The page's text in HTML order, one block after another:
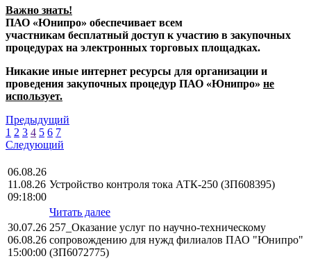
Важно знать!
ПАО «Юнипро» обеспечивает всем
участникам бесплатный доступ к участию в закупочных
процедурах на электронных торговых площадках.
Никакие иные интернет ресурсы для организации и
проведения закупочных процедур ПАО «Юнипро» не
использует.
Предыдущий
1 2 3 4 5 6 7
Следующий
06.08.26
11.08.26
09:18:00
Устройство контроля тока АТК-250 (ЗП608395)
Читать далее
30.07.26
06.08.26
15:00:00
257_Оказание услуг по научно-техническому
сопровождению для нужд филиалов ПАО "Юнипро"
(ЗП6072775)